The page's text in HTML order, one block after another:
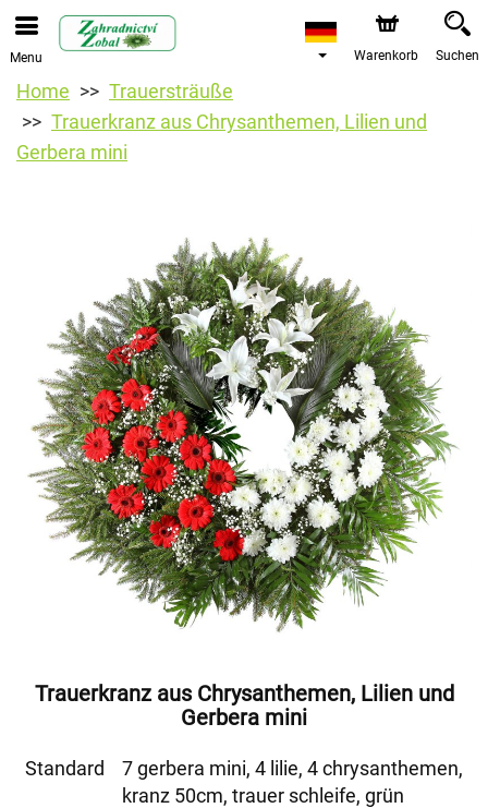
Menu Warenkorb Suchen
Home
Trauersträuße
Trauerkranz aus Chrysanthemen, Lilien und
Gerbera mini
Trauerkranz aus Chrysanthemen, Lilien und
Gerbera mini
Standard
7 gerbera mini, 4 lilie, 4 chrysanthemen,
kranz 50cm, trauer schleife, grün